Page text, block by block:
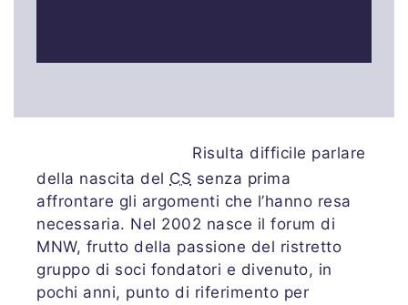
Risulta difficile parlare
della nascita del CS senza prima
affrontare gli argomenti che l’hanno resa
necessaria. Nel 2002 nasce il forum di
MNW, frutto della passione del ristretto
gruppo di soci fondatori e divenuto, in
pochi anni, punto di riferimento per